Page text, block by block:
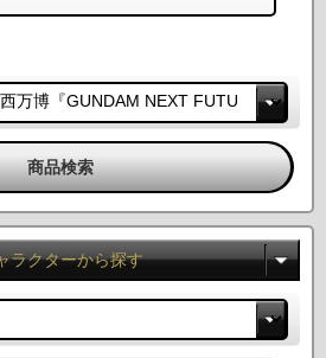
ラクターから探す